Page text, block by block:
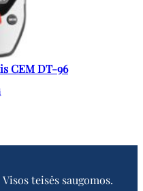
CEM DT-96
teisės saugomos.